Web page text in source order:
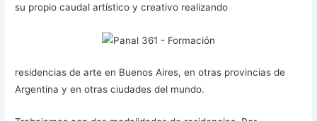
su propio caudal artístico y creativo realizando
residencias de arte en Buenos Aires, en otras provincias de
Argentina y en otras ciudades del mundo.